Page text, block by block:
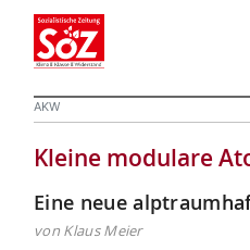
AKW
Kleine modulare
Eine neue
von Klaus Meier